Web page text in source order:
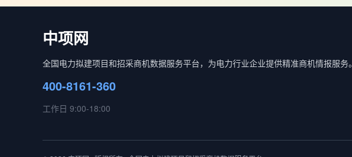
中项网
全国电力拟建项目和招采商机数据服务平台，为电力行业企业提供精准商机情报服务。
400-8161-360
工作日 9:00-18:00